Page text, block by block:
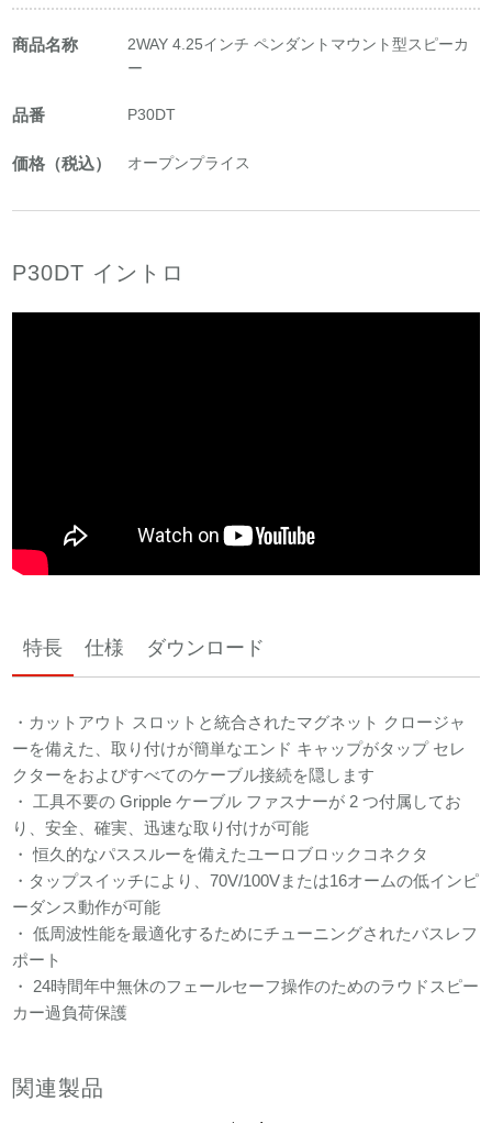
商品名称
2WAY 4.25インチ ペンダントマウント型スピーカ
ー
品番 P30DT
価格（税込） オープンプライス
P30DT イントロ
特長 仕様 ダウンロード
・カットアウト スロットと統合されたマグネット クロージャ
ーを備えた、取り付けが簡単なエンド キャップがタップ セレ
クターをおよびすべてのケーブル接続を隠します
・ 工具不要の Gripple ケーブル ファスナーが 2 つ付属してお
り、安全、確実、迅速な取り付けが可能
・ 恒久的なパススルーを備えたユーロブロックコネクタ
・タップスイッチにより、70V/100Vまたは16オームの低インピ
ーダンス動作が可能
・ 低周波性能を最適化するためにチューニングされたバスレフ
ポート
・ 24時間年中無休のフェールセーフ操作のためのラウドスピー
カー過負荷保護
関連製品